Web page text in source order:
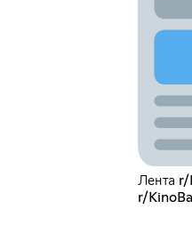
Лента
r/